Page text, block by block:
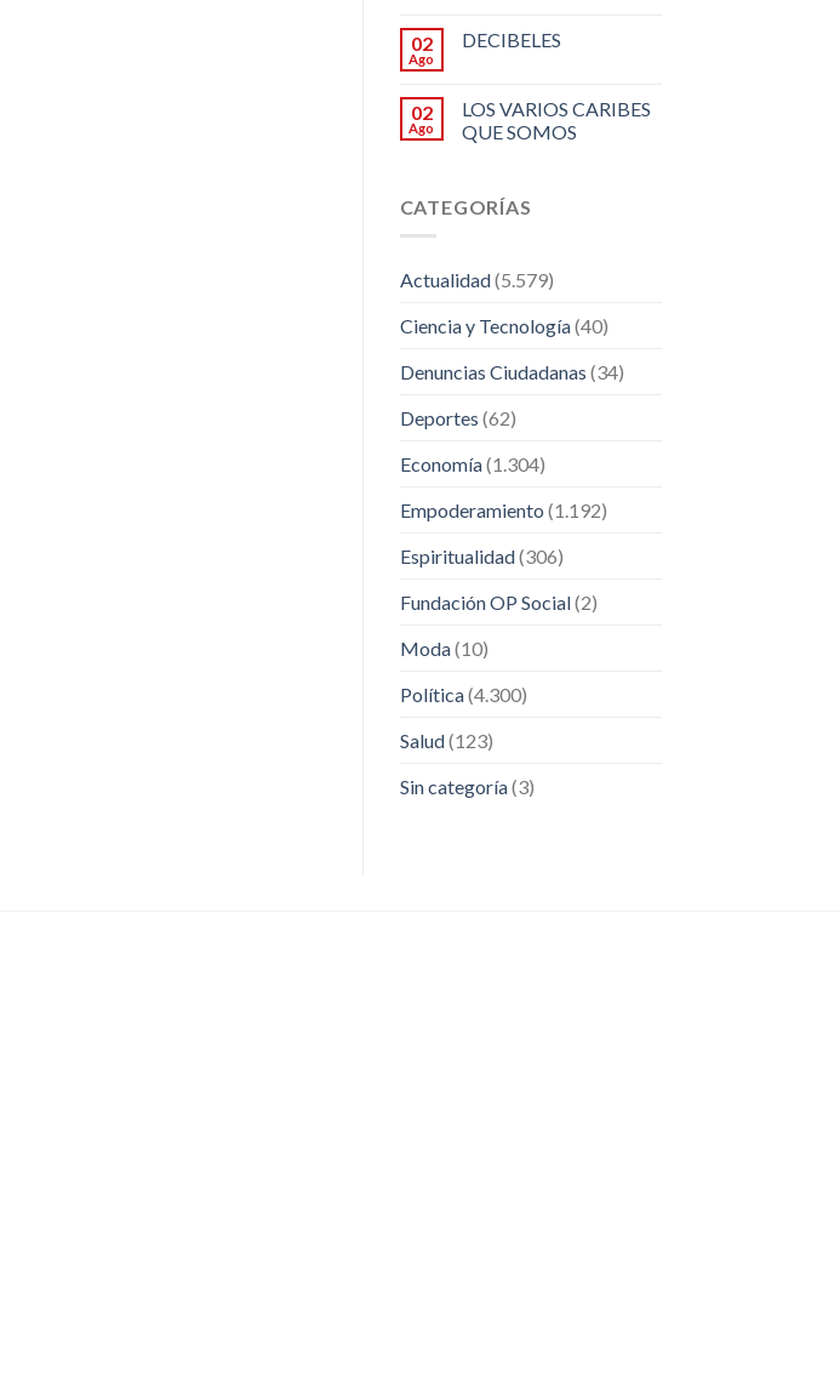
02
Ago
DECIBELES
02
Ago
LOS VARIOS CARIBES
QUE SOMOS
CATEGORÍAS
Actualidad(5.579)
Ciencia y Tecnología(40)
Denuncias Ciudadanas (34)
Deportes (62)
Economía(1.304)
Empoderamiento (1.192)
Espiritualidad(306)
Fundación OP Social(2)
Moda(10)
Política(4.300)
Salud(123)
Sin categoría(3)